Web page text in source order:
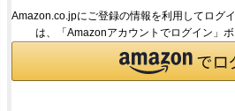
Amazon.co.jpにご登録の情報を利用してログ
は、「Amazonアカウントでログイン」ボ